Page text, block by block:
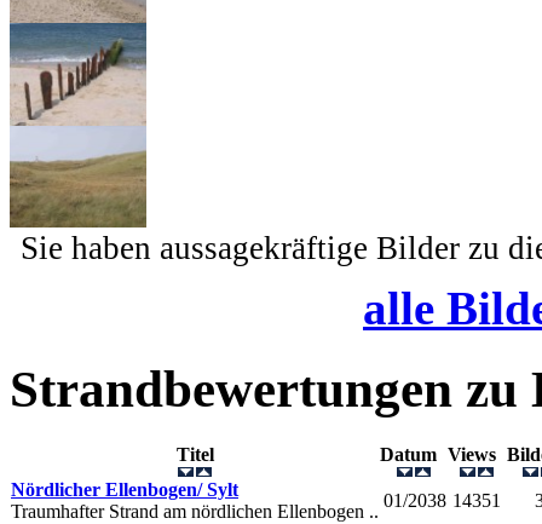
Sie haben aussagekräftige Bilder zu
alle
Strandbewertungen zu
Titel Datum Views
Nördlicher Ellenbogen/ Sylt
Traumhafter Strand am nördlichen Ellenbogen ..
01/2038 14351